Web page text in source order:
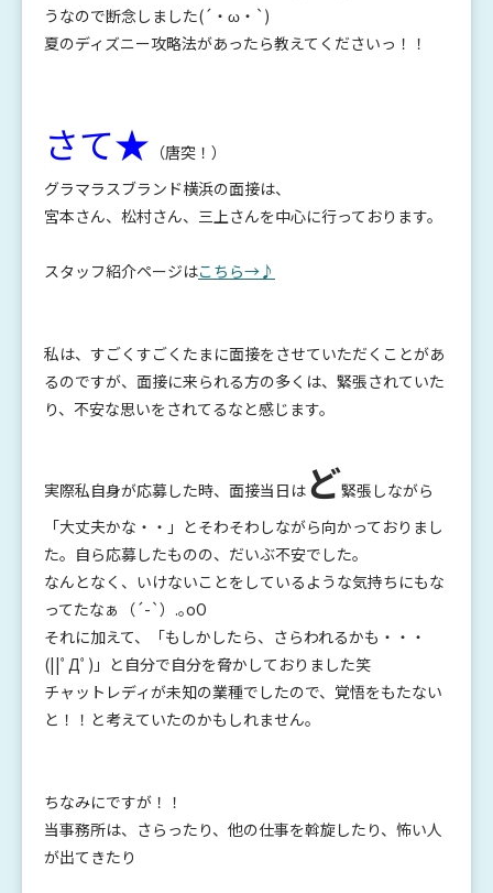
うなので断念しました(´・ω・`)
夏のディズニー攻略法があったら教えてくださいっ！！
さて★ （唐突！）
グラマラスブランド横浜の面接は、
宮本さん、松村さん、三上さんを中心に行っております。
スタッフ紹介ページはこちら→♪
私は、すごくすごくたまに面接をさせていただくことがあ
るのですが、面接に来られる方の多くは、緊張されていた
り、不安な思いをされてるなと感じます。
実際私自身が応募した時、面接当日は ど緊張しながら
「大丈夫かな・・」とそわそわしながら向かっておりまし
た。自ら応募したものの、だいぶ不安でした。
なんとなく、いけないことをしているような気持ちにもな
ってたなぁ（´-`）.｡oO
それに加えて、「もしかしたら、さらわれるかも・・・
(||ﾟДﾟ)」と自分で自分を脅かしておりました笑
チャットレディが未知の業種でしたので、覚悟をもたない
と！！と考えていたのかもしれません。
ちなみにですが！！
当事務所は、さらったり、他の仕事を斡旋したり、怖い人
が出てきたり